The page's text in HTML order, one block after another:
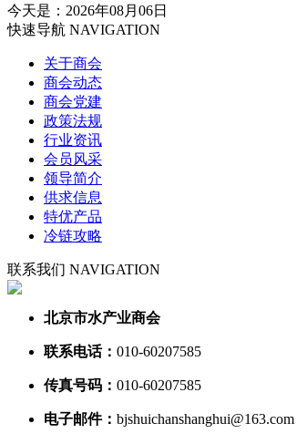
今天是：2026年08月06日
快速导航 NAVIGATION
关于商会
商会动态
商会党建
政策法规
行业资讯
会员风采
领导简介
供求信息
特优产品
冷链攻略
联系我们 NAVIGATION
北京市水产业商会
联系电话： 010-60207585
传真号码： 010-60207585
电子邮件： bjshuichanshanghui@163.com